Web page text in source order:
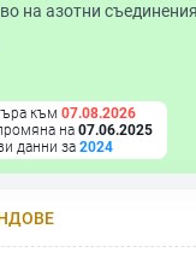
на азотни
към 07.08.2026
на 07.06.2025
данни за 2024